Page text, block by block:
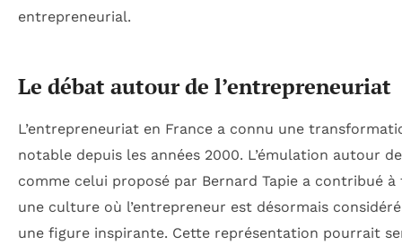
entrepreneurial.
Le débat autour de l’entrepreneuriat
L’entrepreneuriat en France a connu une
notable depuis les années 2000. L’émulation autour
comme celui proposé par Bernard Tapie a contribué à
une culture où l’entrepreneur est désormais
une figure inspirante. Cette représentation pourrait